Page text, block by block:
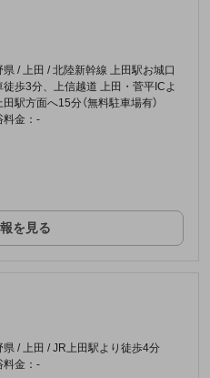
県 / 上田 / 北陸新幹線 上田駅お城口
徒歩3分、上信越道 上田・菅平ICよ
田駅方面へ15分（無料駐車場有）
料金：-
を見る
県 / 上田 / JR上田駅より徒歩4分
料金：-